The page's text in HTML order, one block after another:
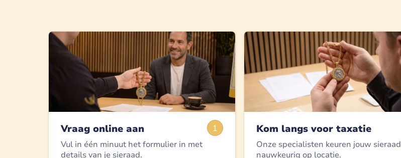
1
Vraag online aan
Vul in één minuut het formulier in met
details van je sieraad.
Kom langs voor taxatie
Onze specialisten keuren jouw sieraad
nauwkeurig op locatie.